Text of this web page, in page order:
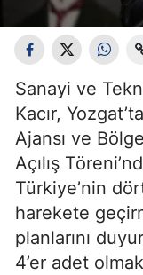
Sanayi ve
Kacır,
Ajansı ve
Açılış
Türkiye’nin
harekete
planlarını
4’er adet